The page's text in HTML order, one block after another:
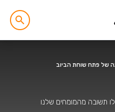
של פתח שוחת הביוב
תשובה מהמומחים שלנו